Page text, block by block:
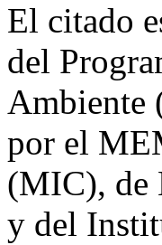
El citado
del
Ambiente
por el
(MIC), de
y del